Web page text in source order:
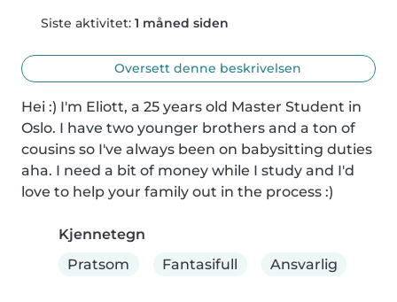
Siste aktivitet: 1 måned siden
Oversett denne beskrivelsen
Hei :) I'm Eliott, a 25 years old Master Student in
Oslo. I have two younger brothers and a ton of
cousins so I've always been on babysitting duties
aha. I need a bit of money while I study and I'd
love to help your family out in the process :)
Kjennetegn
Pratsom
Fantasifull Ansvarlig